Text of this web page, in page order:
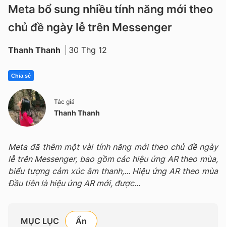
Meta bổ sung nhiều tính năng mới theo
chủ đề ngày lễ trên Messenger
Thanh Thanh 30 Thg 12
Chia sẻ
Tác giả
Thanh Thanh
Meta đã thêm một vài tính năng mới theo chủ đề ngày
lễ trên Messenger, bao gồm các hiệu ứng AR theo mùa,
biểu tượng cảm xúc âm thanh,... Hiệu ứng AR theo mùa
Đầu tiên là hiệu ứng AR mới, được...
MỤC LỤC